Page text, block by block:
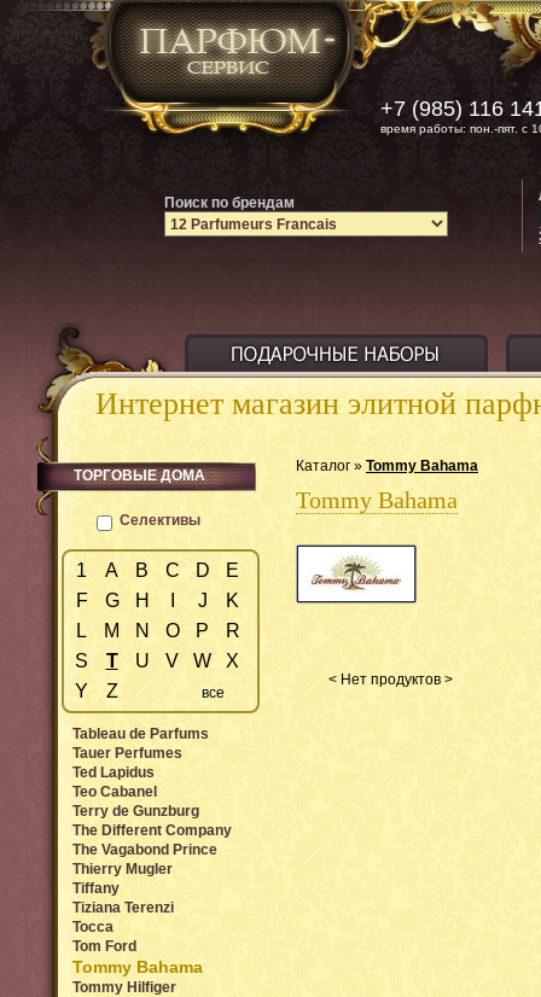
Интернет магазин элитной
Каталог » Tommy Bahama
Tommy Bahama
< Нет продуктов >
ТОРГОВЫЕ ДОМА
Селективы
1 A B C D
E
F
G H J
K
L
M N O P
R
S
T U V W
X
Y
Z все
Tableau de Parfums
Tauer Perfumes
Ted Lapidus
Teo Cabanel
Terry de Gunzburg
The Different Company
The Vagabond Prince
Thierry Mugler
Tiffany
Tiziana Terenzi
Tocca
Tom Ford
Tommy Bahama
Tommy Hilfiger
+7 (985) 116
время работы: пон.-пят. с
Поиск по брендам